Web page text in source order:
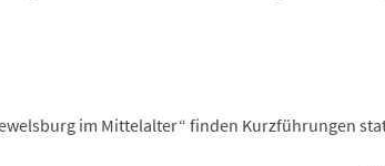
im Mittelalter“ finden Kurzführungen